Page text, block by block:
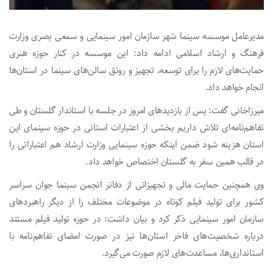
مدیرعامل موسسه سینما شهر سازمان امور سینمایی و سمعی بصری وزارت
فرهنگ و ارشاد اسلامی ادامه داد: این موسسه در کنار حوزه هنری
حمایت‌های لازم را برای توسعه، تجهیز و رونق سالن‌های سینما در استان‌ها
انجام خواهد داد.
میرزاخانی گفت: پس از بازدیدهای امروز در جلسه با استاندار گلستان و طی
تفاهم‌نامه‌ای تلاش داریم بخشی از اعتبارات استانی در حوزه سینمای این
استان هزینه شود ضمن اینکه حوزه سینمایی وزارت ارشاد هم اعتباراتی را
در قالب همین سفر به گلستان اختصاص خواهد داد.
وی همچنین حمایت مالی و تجهیزاتی از دفاتر انجمن سینما جوان سراسر
کشور برای تولید فیلم کوتاه در موضوعات مختلف را از دیگر راهبردهای
سازمان امور سینمایی ذکر کرد و بیان داشت: در حوزه تولید فیلم مستند
درباره شخصیت‌های فاخر استان‌ها نیز در صورت امضای تفاهم‌نامه با
استانداری‌ها، مساعدت‌های لازم صورت می‌گیرد.